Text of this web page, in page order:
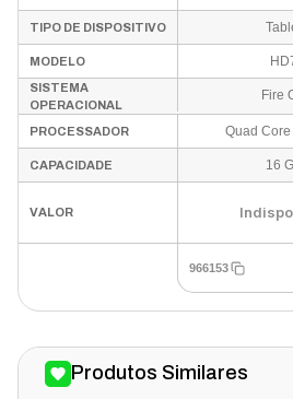
16GB -
TIPO DE DISPOSITIVO
MODELO
SISTEMA
OPERACIONAL
Fire
PROCESSADOR Quad
CAPACIDADE 16
VALOR
966153
Produtos Similares